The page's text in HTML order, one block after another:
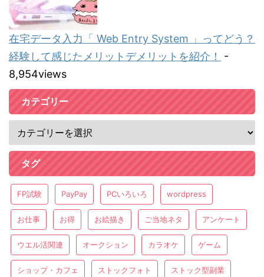
在宅データ入力「 Web Entry System 」ってどう？
経験して感じたメリットデメリットを紹介！
-
8,954views
カテゴリー
タグ
FP試験 PayPay PCいろいろ wordpress
お仕事 お得 お絵描き ご当地ネタ アンケート
ウエル活関連 オークション カラオケ ゲーム
ショップ・カフェ ストックフォト ストック型副業